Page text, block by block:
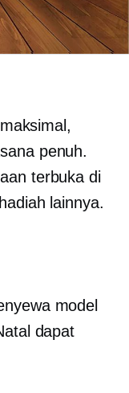
penuh.
terbuka di
lainnya.
model
dapat